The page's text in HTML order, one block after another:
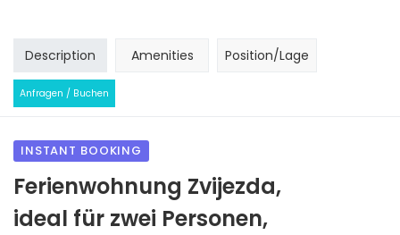
Description Amenities Position/Lage
Anfragen / Buchen
INSTANT BOOKING
Ferienwohnung Zvijezda,
ideal für zwei Personen,